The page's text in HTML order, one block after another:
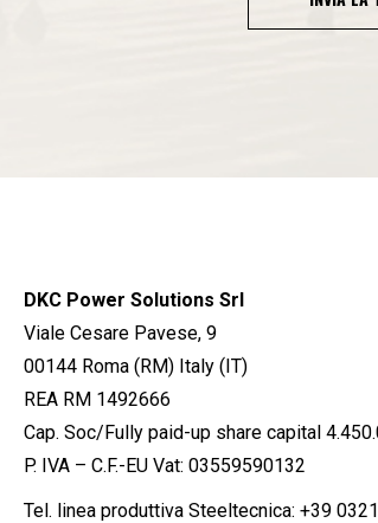
DKC Power Solutions Srl
Viale Cesare Pavese, 9
00144 Roma (RM) Italy (IT)
REA RM 1492666
Cap. Soc/Fully paid-up share capital
P. IVA – C.F.-EU Vat: 03559590132
Tel. linea produttiva Steeltecnica: +39